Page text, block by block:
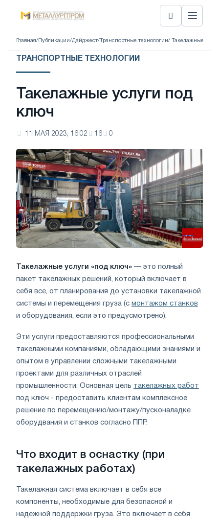
Главная/ Публикации/Дайджест/ Транспортные технологии/ Такелажные
ТРАНСПОРТНЫЕ ТЕХНОЛОГИИ
Такелажные услуги под
ключ
11 МАЯ 2023, 16:02 16 0
Такелажные услуги «под ключ» — это полный
пакет такелажных решений, который включает в
себя все, от планирования до установки такелажной
системы и перемещения груза (с монтажом станков
и оборудования, если это предусмотрено).
Эти услуги предоставляются профессиональными
такелажными компаниями, обладающими знаниями и
опытом в управлении сложными такелажными
проектами для различных отраслей
промышленности. Основная цель такелажных работ
под ключ - предоставить клиентам комплексное
решение по перемещению/монтажу/пусконаладке
оборудвания и станков согласно ППР.
Что входит в оснастку (при
такелажных работах)
Такелажная система включает в себя все
компоненты, необходимые для безопасной и
надежной поддержки груза. Это включает в себя